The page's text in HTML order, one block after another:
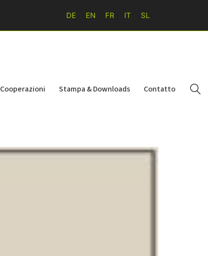
DE EN FR IT SL
Cooperazioni Stampa & Downloads Contatto